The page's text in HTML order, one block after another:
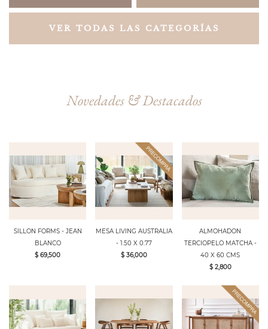
VER TODAS LAS CATEGORÍAS
Novedades & Destacados
SILLON FORMS - JEAN
BLANCO
$ 69,500
MESA LIVING AUSTRALIA
- 1.50 X 0.77
$ 36,000
ALMOHADON
TERCIOPELO MATCHA -
40 X 60 CMS
$ 2,800